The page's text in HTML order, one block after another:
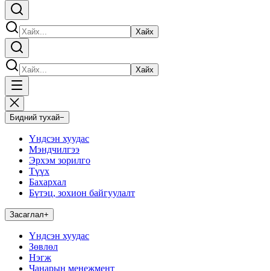
Хайх
Хайх
Бидний тухай−
Үндсэн хуудас
Мэндчилгээ
Эрхэм зорилго
Түүх
Бахархал
Бүтэц, зохион байгуулалт
Засаглал+
Үндсэн хуудас
Зөвлөл
Нэгж
Чанарын менежмент